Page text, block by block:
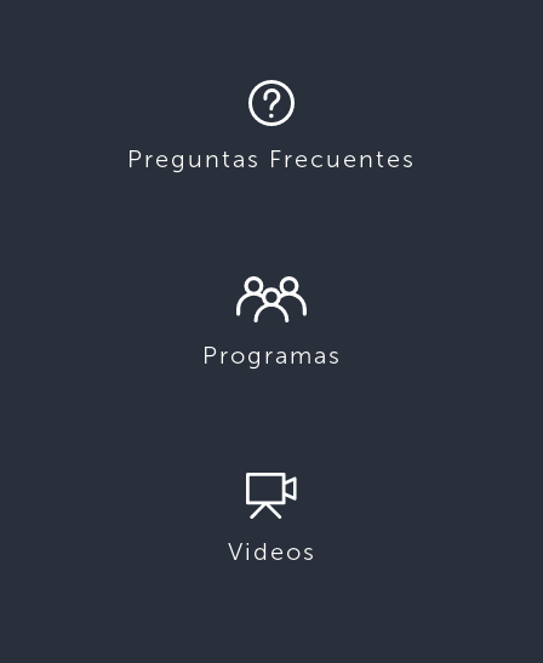
Preguntas Frecuentes
Programas
Videos